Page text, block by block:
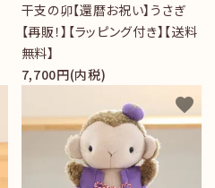
干支の卯【還暦お祝い】うさぎ
【再販！】【ラッピング付き】【送料
無料】
7,700円(内税)
favorite